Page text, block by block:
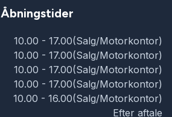
Åbningstider
10.00 - 17.00(Salg/Motorkontor)
10.00 - 17.00(Salg/Motorkontor)
10.00 - 17.00(Salg/Motorkontor)
10.00 - 17.00(Salg/Motorkontor)
10.00 - 16.00(Salg/Motorkontor)
Efter aftale